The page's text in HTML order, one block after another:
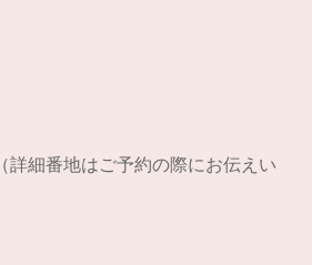
詳細番地はご予約の際にお伝えい